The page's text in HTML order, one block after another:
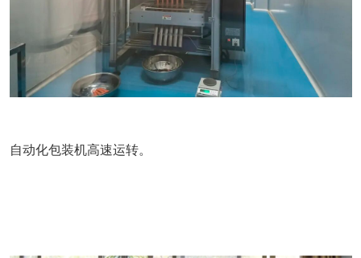
自动化包装机高速运转。